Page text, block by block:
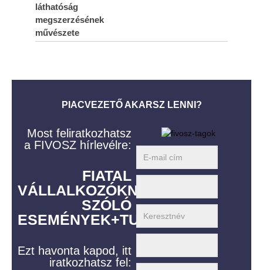
láthatóság
megszerzésének
művészete
PIACVEZETŐ AKARSZ LENNI?
Most feliratkozhatsz
a FIVOSZ hírlevélre:
FIATAL
VÁLLALKOZÓKNAK
SZÓLÓ
ESEMÉNYEK+TUDÁS
Ezt havonta kapod, itt
iratkozhatsz fel: